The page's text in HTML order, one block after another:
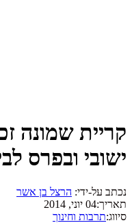
קריית שמונה
ישובי ובפרס
נכתב על-ידי: הרצל בן אשר
תאריך:04 יוני, 2014
סיווג:תרבות וחינוך